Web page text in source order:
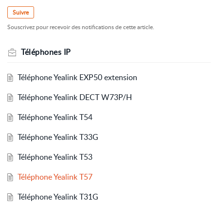
Suivre
Souscrivez pour recevoir des notifications de cette article.
Téléphones IP
Téléphone Yealink EXP50 extension
Téléphone Yealink DECT W73P/H
Téléphone Yealink T54
Téléphone Yealink T33G
Téléphone Yealink T53
Téléphone Yealink T57
Téléphone Yealink T31G